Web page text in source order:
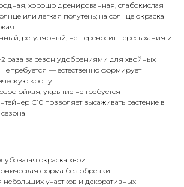
хорошо дренированная, слабокислая
или лёгкая полутень; на солнце окраска
регулярный; не переносит пересыхания и
раза за сезон удобрениями для хвойных
требуется — естественно формирует
крону
укрытие не требуется
С10 позволяет высаживать растение в
окраска хвои
форма без обрезки
небольших участков и декоративных